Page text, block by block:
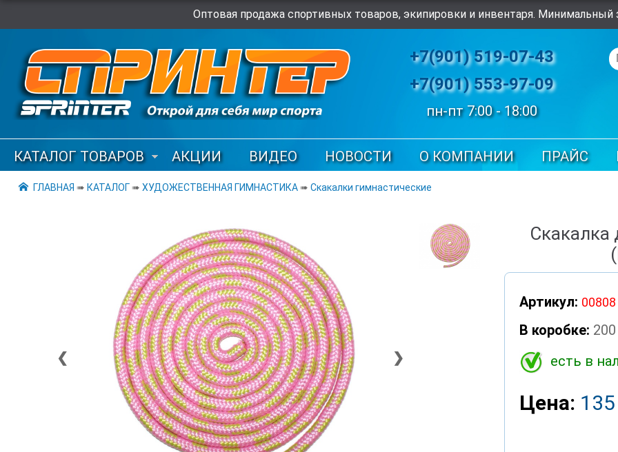
Оптовая продажа спортивных товаров, экипировки и инвентаря. Минимальный
+7(901) 519-07-43
+7(901) 553-97-09
пн-пт 7:00 - 18:00
КАТАЛОГ ТОВАРОВ АКЦИИ ВИДЕО НОВОСТИ О КОМПАНИИ ПРАЙС
ГЛАВНАЯ ➠ КАТАЛОГ➠ ХУДОЖЕСТВЕННАЯ ГИМНАСТИКА➠ Скакалки гимнастические
❮ ❯
Скакалка
Артикул: 00808
В коробке:
есть в
Цена: